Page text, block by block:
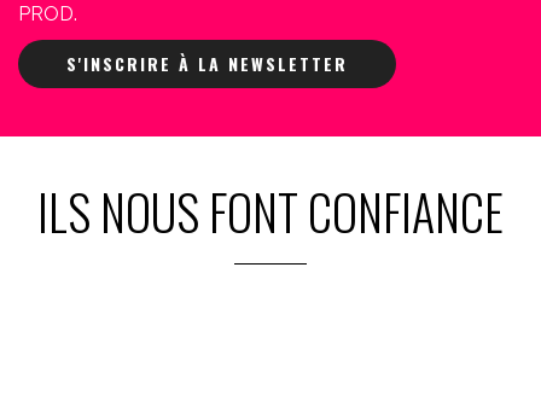
PROD.
S'INSCRIRE À LA NEWSLETTER
ILS NOUS FONT CONFIANCE